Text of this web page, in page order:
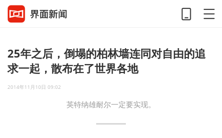
25年之后，倒塌的柏林墙连同对自由的追
求一起，散布在了世界各地
2014年11月10日 09:02
英特纳雄耐尔一定要实现。